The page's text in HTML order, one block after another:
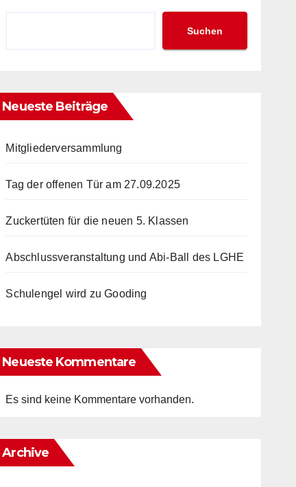
Suchen
Neueste Beiträge
Mitgliederversammlung
Tag der offenen Tür am 27.09.2025
Zuckertüten für die neuen 5. Klassen
Abschlussveranstaltung und Abi-Ball des LGHE
Schulengel wird zu Gooding
Neueste Kommentare
Es sind keine Kommentare vorhanden.
Archive